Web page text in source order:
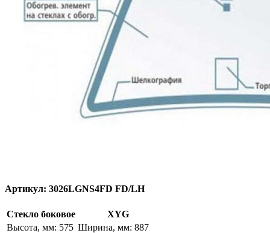
Артикул: 3026LGNS4FD FD/LH
Стекло боковое
XYG
Высота, мм: 575 Ширина, мм: 887